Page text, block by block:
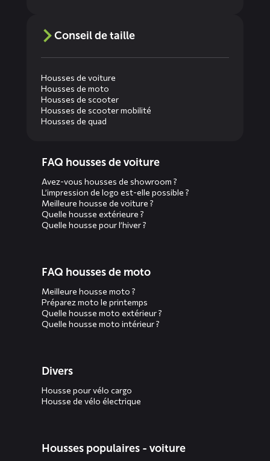
Conseil de taille
Housses de voiture
Housses de moto
Housses de scooter
Housses de scooter mobilité
Housses de quad
menusFAQ housses de voiture
Avez-vous housses de showroom ?
L’impression de logo est-elle possible ?
Meilleure housse de voiture ?
Quelle housse extérieure ?
Quelle housse pour l’hiver ?
FAQ housses de moto
Meilleure housse moto ?
Préparez moto le printemps
Quelle housse moto extérieur ?
Quelle housse moto intérieur ?
Divers
Housse pour vélo cargo
Housse de vélo électrique
Housses populaires - voiture